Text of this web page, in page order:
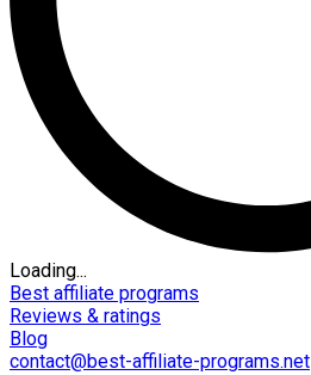
Loading...
Best affiliate programs
Reviews & ratings
Blog
contact@best-affiliate-programs.net